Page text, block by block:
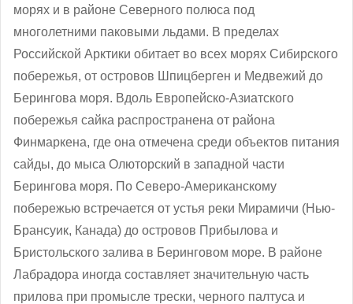
морях и в районе Северного полюса под
многолетними паковыми льдами. В пределах
Российской Арктики обитает во всех морях Сибирского
побережья, от островов Шпицберген и Медвежий до
Берингова моря. Вдоль Европейско-Азиатского
побережья сайка распространена от района
Финмаркена, где она отмечена среди объектов питания
сайды, до мыса Олюторский в западной части
Берингова моря. По Северо-Американскому
побережью встречается от устья реки Мирамичи (Нью-
Брансуик, Канада) до островов Прибылова и
Бристольского залива в Беринговом море. В районе
Лабрадора иногда составляет значительную часть
прилова при промысле трески, черного палтуса и